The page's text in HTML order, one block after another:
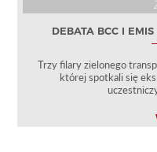
DEBATA BCC I
Trzy filary zielonego
której spotkali się